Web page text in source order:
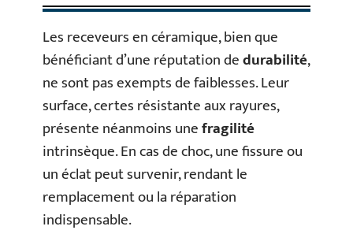
Les receveurs en céramique, bien que
bénéficiant d’une réputation dedurabilité,
ne sont pas exempts de faiblesses. Leur
surface, certes résistante aux rayures,
présente néanmoins unefragilité
intrinsèque. En cas de choc, une fissure ou
un éclat peut survenir, rendant le
remplacement ou la réparation
indispensable.